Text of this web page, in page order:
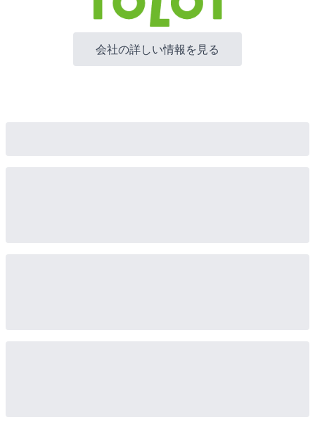
会社の詳しい情報を見る